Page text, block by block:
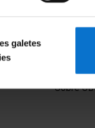
galetes
Enero, 2016
Sobre